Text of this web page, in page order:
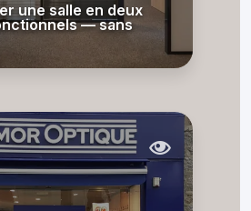
une salle en deux
— sans